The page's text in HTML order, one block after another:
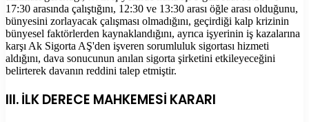
17:30 arasında çalıştığını, 12:30 ve 13:30 arası öğle arası olduğunu,
bünyesini zorlayacak çalışması olmadığını, geçirdiği kalp krizinin
bünyesel faktörlerden kaynaklandığını, ayrıca işyerinin iş kazalarına
karşı Ak Sigorta AŞ'den işveren sorumluluk sigortası hizmeti
aldığını, dava sonucunun anılan sigorta şirketini etkileyeceğini
belirterek davanın reddini talep etmiştir.
III. İLK DERECE MAHKEMESİ KARARI